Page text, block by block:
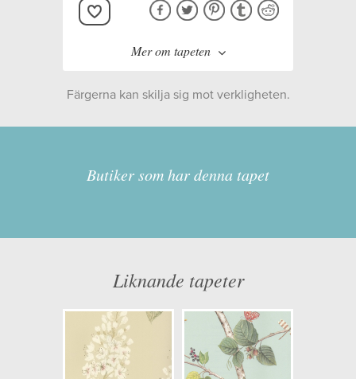
Mer om tapeten
Kollektion:
Woodland Walk
Opacitet: Låg
Mönsterhöjd: 0,69
Artikelnummer: 245705
NCS Bottenkulör: S0804-Y30R
Färgerna kan skilja sig mot verkligheten.
Butiker som har denna tapet
Liknande tapeter